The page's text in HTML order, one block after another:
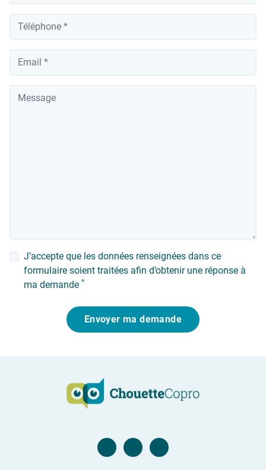
J’accepte que les données renseignées dans ce
formulaire soient traitées afin d’obtenir une réponse à
ma demande *
Envoyer ma demande
Page Facebook
Compte TwitterCompte Linkedin